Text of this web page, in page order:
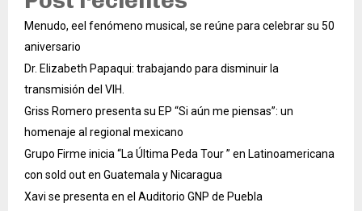
Menudo, eel fenómeno musical, se reúne para celebrar su 50
aniversario
Dr. Elizabeth Papaqui: trabajando para disminuir la
transmisión del VIH.
Griss Romero presenta su EP “Si aún me piensas”: un
homenaje al regional mexicano
Grupo Firme inicia “La Última Peda Tour ” en Latinoamericana
con sold out en Guatemala y Nicaragua
Xavi se presenta en el Auditorio GNP de Puebla